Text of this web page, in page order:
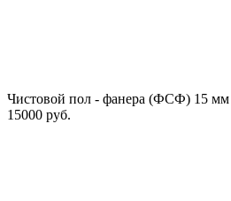
Чистовой пол - фанера (ФСФ) 15 мм
15000 руб.